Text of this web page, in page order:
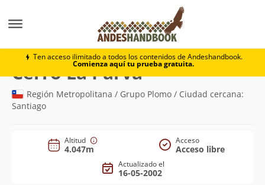
Ten acceso ilimitado a todos los contenidos de Andeshandbook.
Comienza aquí tu prueba gratuita.
Cerro La Parva
Cerro La Parva(4.047m)
Región Metropolitana / Grupo Plomo / Ciudad cercana:
Santiago
Altitud
4.047m
Acceso
Acceso libre
Actualizado el
16-05-2002